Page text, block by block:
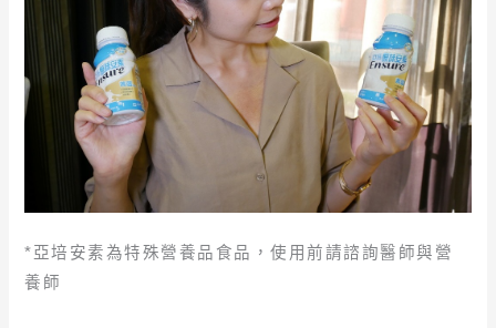
*亞培安素為特殊營養品食品，使用前請諮詢醫師與營
養師